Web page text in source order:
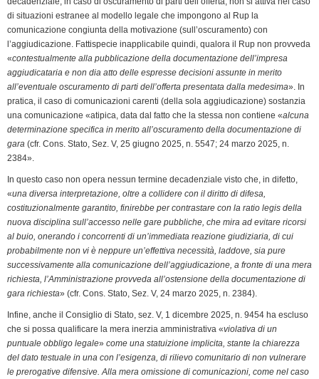
di situazioni estranee al modello legale che impongono al Rup la
comunicazione congiunta della motivazione (sull’oscuramento) con
l’aggiudicazione. Fattispecie inapplicabile quindi, qualora il Rup non provveda
«contestualmente alla pubblicazione della documentazione dell’impresa
aggiudicataria e non dia atto delle espresse decisioni assunte in merito
all’eventuale oscuramento di parti dell’offerta presentata dalla medesima». In
pratica, il caso di comunicazioni carenti (della sola aggiudicazione) sostanzia
una comunicazione «atipica, data dal fatto che la stessa non contiene «alcuna
determinazione specifica in merito all’oscuramento della documentazione di
gara (cfr. Cons. Stato, Sez. V, 25 giugno 2025, n. 5547; 24 marzo 2025, n.
2384».
In questo caso non opera nessun termine decadenziale visto che, in difetto,
«una diversa interpretazione, oltre a collidere con il diritto di difesa,
costituzionalmente garantito, finirebbe per contrastare con la ratio legis della
nuova disciplina sull’accesso nelle gare pubbliche, che mira ad evitare ricorsi
al buio, onerando i concorrenti di un’immediata reazione giudiziaria, di cui
probabilmente non vi è neppure un’effettiva necessità, laddove, sia pure
successivamente alla comunicazione dell’aggiudicazione, a fronte di una mera
richiesta, l’Amministrazione provveda all’ostensione della documentazione di
gara richiesta» (cfr. Cons. Stato, Sez. V, 24 marzo 2025, n. 2384).
Infine, anche il Consiglio di Stato, sez. V, 1 dicembre 2025, n. 9454 ha escluso
che si possa qualificare la mera inerzia amministrativa «violativa di un
puntuale obbligo legale» come una statuizione implicita, stante la chiarezza
del dato testuale in una con l’esigenza, di rilievo comunitario di non vulnerare
le prerogative difensive. Alla mera omissione di comunicazioni, come nel caso